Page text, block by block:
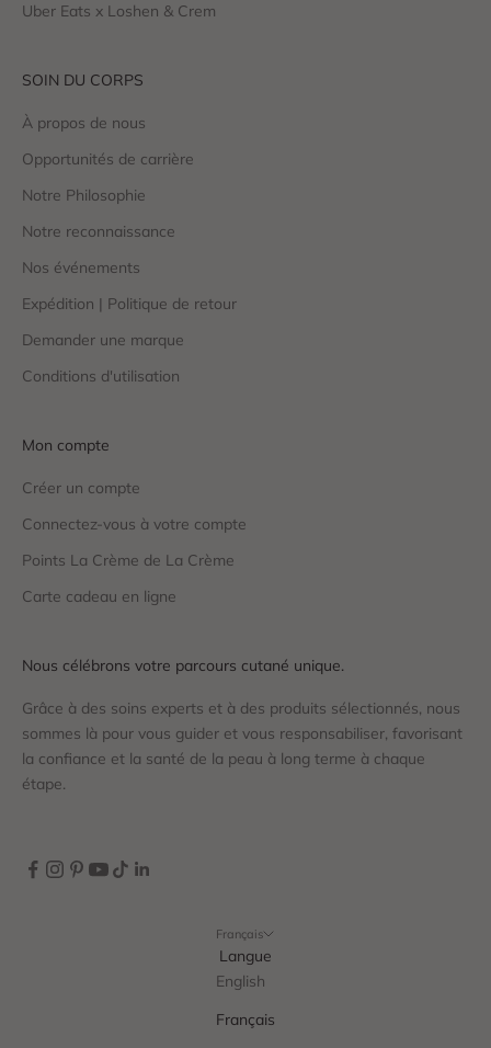
Uber Eats x Loshen & Crem
SOIN DU CORPS
À propos de nous
Opportunités de carrière
Notre Philosophie
Notre reconnaissance
Nos événements
Expédition | Politique de retour
Demander une marque
Conditions d'utilisation
Mon compte
Créer un compte
Connectez-vous à votre compte
Points La Crème de La Crème
Carte cadeau en ligne
Nous célébrons votre parcours cutané unique.
Grâce à des soins experts et à des produits sélectionnés, nous
sommes là pour vous guider et vous responsabiliser, favorisant
la confiance et la santé de la peau à long terme à chaque
étape.
Français
Langue
English
Français